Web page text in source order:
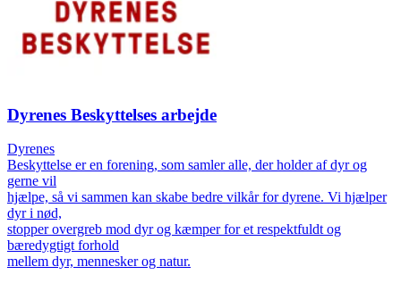
Dyrenes Beskyttelses arbejde
Dyrenes
Beskyttelse er en forening, som samler alle, der holder af dyr og
gerne vil
hjælpe, så vi sammen kan skabe bedre vilkår for dyrene. Vi hjælper
dyr i nød,
stopper overgreb mod dyr og kæmper for et respektfuldt og
bæredygtigt forhold
mellem dyr, mennesker og natur.